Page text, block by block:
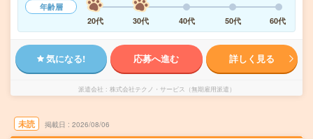
年齢層
20代
30代 40代 50代 60代
気になる! 応募へ進む 詳しく見る
派遣会社 株式会社テクノ・サービス（無期雇用派遣）
未読 掲載日 2026/08/06